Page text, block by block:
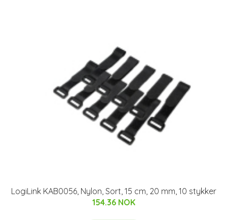
LogiLink KAB0056, Nylon, Sort, 15 cm, 20 mm, 10 stykker
154.36 NOK